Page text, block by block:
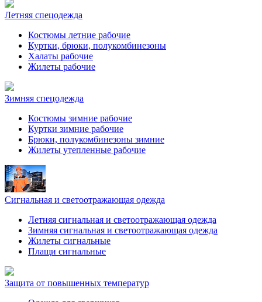
Летняя спецодежда
Костюмы летние рабочие
Куртки, брюки, полукомбинезоны
Халаты рабочие
Жилеты рабочие
Зимняя спецодежда
Костюмы зимние рабочие
Куртки зимние рабочие
Брюки, полукомбинезоны зимние
Жилеты утепленные рабочие
Сигнальная и светоотражающая одежда
Летняя сигнальная и светоотражающая одежда
Зимняя сигнальная и светоотражающая одежда
Жилеты сигнальные
Плащи сигнальные
Защита от повышенных температур